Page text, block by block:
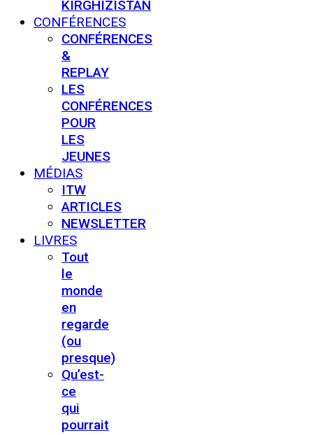
KIRGHIZISTAN
CONFÉRENCES
CONFÉRENCES
&
REPLAY
LES
CONFÉRENCES
POUR
LES
JEUNES
MÉDIAS
ITW
ARTICLES
NEWSLETTER
LIVRES
Tout
le
monde
en
regarde
(ou
presque)
Qu’est-
ce
qui
pourrait